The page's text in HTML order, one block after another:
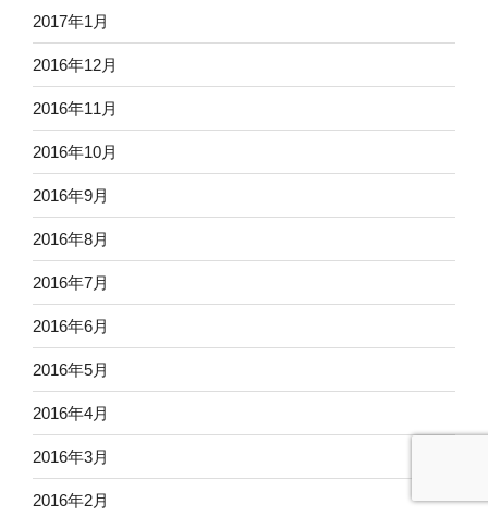
2017年1月
2016年12月
2016年11月
2016年10月
2016年9月
2016年8月
2016年7月
2016年6月
2016年5月
2016年4月
2016年3月
2016年2月